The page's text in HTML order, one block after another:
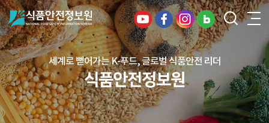
건강하고 안전한 식생활, 일상의 행복을
든든하게 지키는 식품안전 지킴이
식품안전정보원
세계로 뻗어가는 K-푸드, 글로벌 식품안전 리더
식품안전정보원